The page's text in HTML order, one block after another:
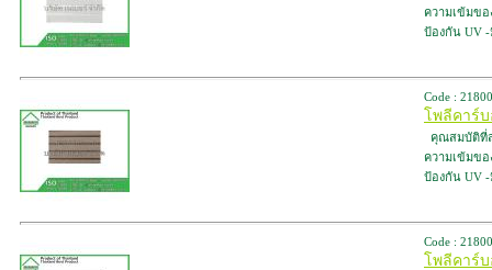
ความเข้มขอ
ป้องกัน UV
Code :
โพลีคาร์บ
คุณสมบัติที่
ความเข้มขอ
ป้องกัน UV
Code :
โพลีคาร์บ